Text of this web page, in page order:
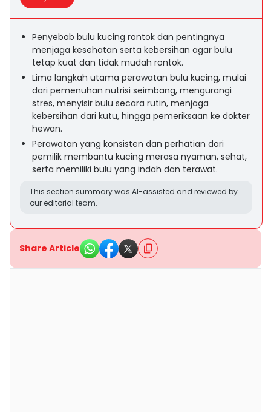
Penyebab bulu kucing rontok dan pentingnya
menjaga kesehatan serta kebersihan agar bulu
tetap kuat dan tidak mudah rontok.
Lima langkah utama perawatan bulu kucing, mulai
dari pemenuhan nutrisi seimbang, mengurangi
stres, menyisir bulu secara rutin, menjaga
kebersihan dari kutu, hingga pemeriksaan ke dokter
hewan.
Perawatan yang konsisten dan perhatian dari
pemilik membantu kucing merasa nyaman, sehat,
serta memiliki bulu yang indah dan terawat.
This section summary was AI-assisted and reviewed by
our editorial team.
Share Article